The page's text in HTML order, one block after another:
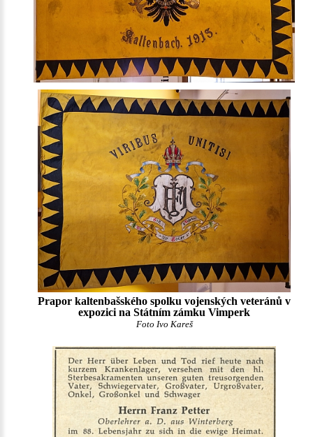
Prapor kaltenbašského spolku vojenských veteránů v
expozici na Státním zámku Vimperk
Foto Ivo Kareš